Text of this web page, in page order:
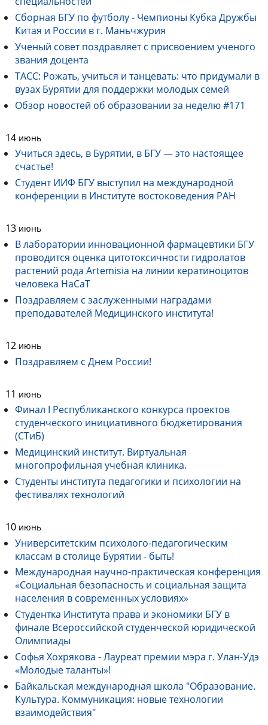
Сборная БГУ по футболу - Чемпионы Кубка Дружбы
Китая и России в г. Маньчжурия
Ученый совет поздравляет с присвоением ученого
звания доцента
ТАСС: Рожать, учиться и танцевать: что придумали в
вузах Бурятии для поддержки молодых семей
Обзор новостей об образовании за неделю #171
14 июнь
Учиться здесь, в Бурятии, в БГУ — это настоящее
счастье!
Студент ИИФ БГУ выступил на международной
конференции в Институте востоковедения РАН
13 июнь
В лаборатории инновационной фармацевтики БГУ
проводится оценка цитотоксичности гидролатов
растений рода Artemisia на линии кератиноцитов
человека HaCaT
Поздравляем с заслуженными наградами
преподавателей Медицинского института!
12 июнь
Поздравляем с Днем России!
11 июнь
Финал I Республиканского конкурса проектов
студенческого инициативного бюджетирования
(СТиБ)
Медицинский институт. Виртуальная
многопрофильная учебная клиника.
Студенты института педагогики и психологии на
фестивалях технологий
10 июнь
Университетским психолого-педагогическим
классам в столице Бурятии - быть!
Международная научно-практическая конференция
«Социальная безопасность и социальная защита
населения в современных условиях»
Студентка Института права и экономики БГУ в
финале Всероссийской студенческой юридической
Олимпиады
Софья Хохрякова - Лауреат премии мэра г. Улан-Удэ
«Молодые таланты»!
Байкальская международная школа "Образование.
Культура. Коммуникация: новые технологии
взаимодействия"